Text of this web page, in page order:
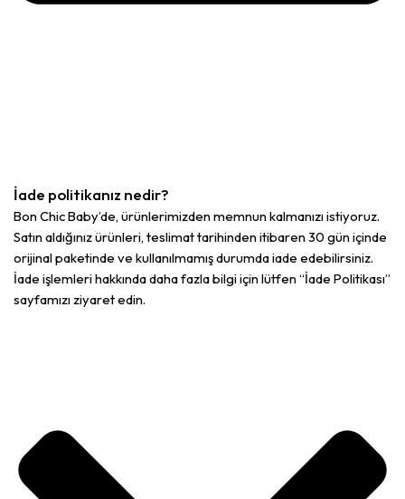
İade politikanız nedir?
Bon Chic Baby’de, ürünlerimizden memnun kalmanızı istiyoruz.
Satın aldığınız ürünleri, teslimat tarihinden itibaren 30 gün içinde
orijinal paketinde ve kullanılmamış durumda iade edebilirsiniz.
İade işlemleri hakkında daha fazla bilgi için lütfen “İade Politikası”
sayfamızı ziyaret edin.